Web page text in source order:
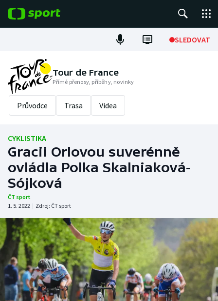
SLEDOVAT
Fotbal
Hokej
Tenis
Cyklistika
DALŠÍ SPORTY
Americký fotbal
Baseball a softbal
Basketbal
Biatlon
Boby a skeleton
NEPŘEHLÉDNĚTE
Soutěže
Historické návraty
Aplikace ČT sport
AZ kvíz
Tour de France
Přímé přenosy, příběhy, novinky
Průvodce Trasa Videa
CYKLISTIKA
Gracii Orlovou suverénně
ovládla Polka Skalniaková-
Sójková
ČT sport
1. 5. 2022 | Zdroj: ČT sport